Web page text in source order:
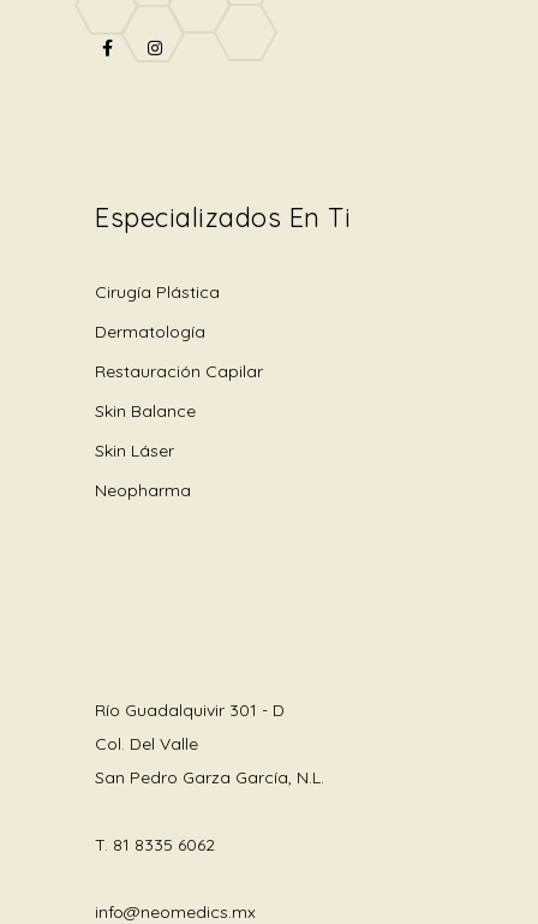
Especializados En Ti
Cirugía Plástica
Dermatología
Restauración Capilar
Skin Balance
Skin Láser
Neopharma
Río Guadalquivir 301 - D
Col. Del Valle
San Pedro Garza García, N.L.
T. 81 8335 6062
info@neomedics.mx